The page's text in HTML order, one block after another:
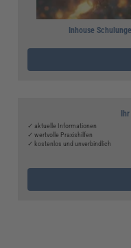
Inhouse
✓ aktuelle Informationen
✓ wertvolle Praxishilfen
✓ kostenlos und unverbindlich